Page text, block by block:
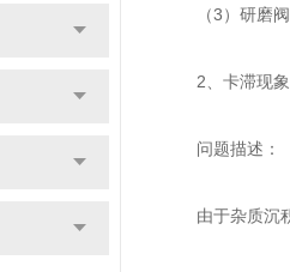
（3）研磨阀
2、卡滞现象
问题描述：
由于杂质沉积